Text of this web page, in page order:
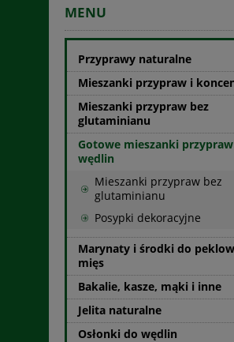
MENU
Przyprawy naturalne
Mieszanki przypraw i
Mieszanki przypraw bez
glutaminianu
Gotowe mieszanki
wędlin
Mieszanki przypraw bez
glutaminianu
Posypki dekoracyjne
Marynaty i środki do
mięs
Bakalie, kasze, mąki i inne
Jelita naturalne
Osłonki do wędlin